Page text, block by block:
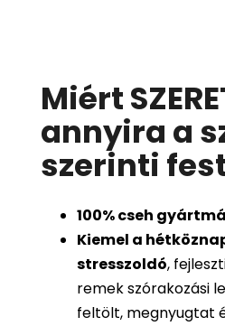
Miért
annyira a
szerinti
100%cseh
Kiemel a
stresszoldó,
remek szórakozási
feltölt, megnyugtat